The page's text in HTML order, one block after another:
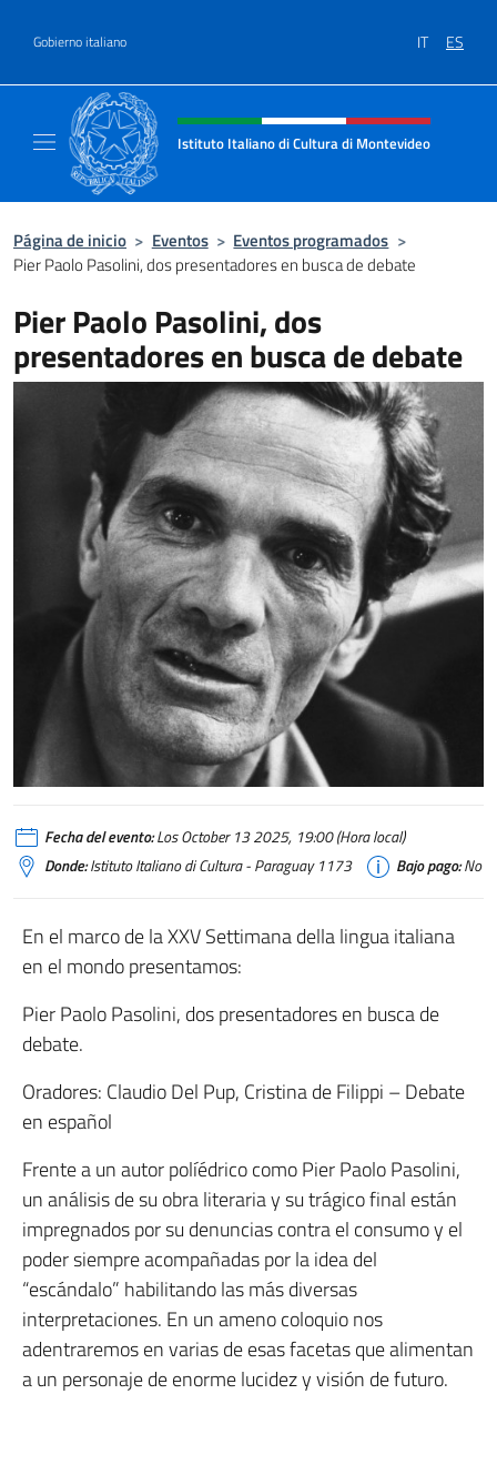
Gobierno italiano IT ES
Encabezado del sitio web,
Istituto Italiano di Cultura di Montevideo
Página de inicio > Eventos > Eventos programados >
Pier Paolo Pasolini, dos presentadores en busca de debate
Pier Paolo Pasolini, dos
presentadores en busca de debate
Fecha del evento:Los October 13 2025, 19:00 (Hora local)
Donde:Istituto Italiano di Cultura - Paraguay 1173 Bajo pago:No
En el marco de la XXV Settimana della lingua italiana
en el mondo presentamos:
Pier Paolo Pasolini, dos presentadores en busca de
debate.
Oradores: Claudio Del Pup, Cristina de Filippi – Debate
en español
Frente a un autor políédrico como Pier Paolo Pasolini,
un análisis de su obra literaria y su trágico final están
impregnados por su denuncias contra el consumo y el
poder siempre acompañadas por la idea del
“escándalo” habilitando las más diversas
interpretaciones. En un ameno coloquio nos
adentraremos en varias de esas facetas que alimentan
a un personaje de enorme lucidez y visión de futuro.